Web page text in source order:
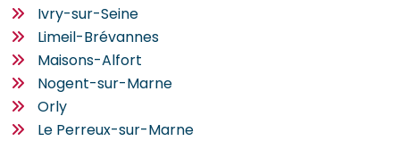
Ivry-sur-Seine
Limeil-Brévannes
Maisons-Alfort
Nogent-sur-Marne
Orly
Le Perreux-sur-Marne